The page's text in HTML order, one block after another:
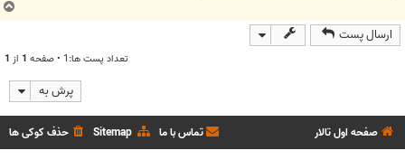
ارسال پست
تعداد پست ها:1 • صفحه 1 از 1
پرش به
صفحه اول تالار حذف کوکی ها Sitemap تماس با ما